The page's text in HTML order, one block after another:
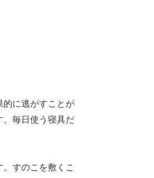
的に逃がすことが
。毎日使う寝具だ
すのこを敷くこ